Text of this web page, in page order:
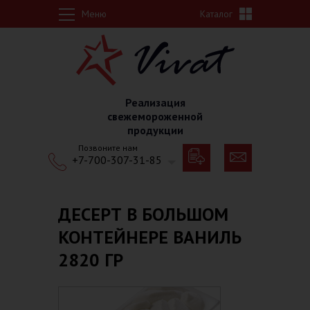
Перейти к основному содержанию
Меню Каталог
Реализация
свежемороженной
продукции
Позвоните нам
+7-700-307-31-85
ДЕСЕРТ В БОЛЬШОМ
КОНТЕЙНЕРЕ ВАНИЛЬ
2820 ГР